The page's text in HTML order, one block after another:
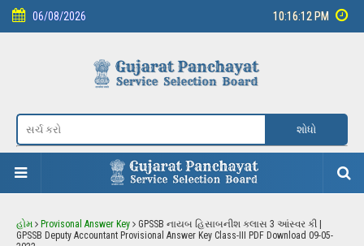
06/08/2026 10:16:12 PM
હોમ Provisonal Answer Key
GPSSB નાયબ હિસાબનીશ ક્લાસ 3 આંસ્વર કી |
GPSSB Deputy Accountant Provisional Answer Key Class-III PDF Download 09-05-